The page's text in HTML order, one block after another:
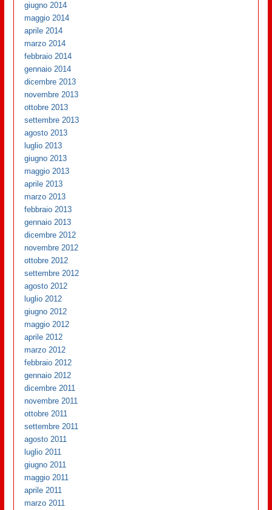
giugno 2014
maggio 2014
aprile 2014
marzo 2014
febbraio 2014
gennaio 2014
dicembre 2013
novembre 2013
ottobre 2013
settembre 2013
agosto 2013
luglio 2013
giugno 2013
maggio 2013
aprile 2013
marzo 2013
febbraio 2013
gennaio 2013
dicembre 2012
novembre 2012
ottobre 2012
settembre 2012
agosto 2012
luglio 2012
giugno 2012
maggio 2012
aprile 2012
marzo 2012
febbraio 2012
gennaio 2012
dicembre 2011
novembre 2011
ottobre 2011
settembre 2011
agosto 2011
luglio 2011
giugno 2011
maggio 2011
aprile 2011
marzo 2011